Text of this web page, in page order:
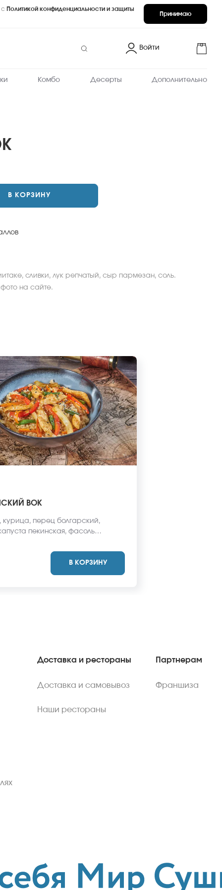
Принимаю
с Политикой конфиденциальности и защиты
Войти
Комбо Десерты Дополнительно
В КОРЗИНУ
сливки, лук репчатый, сыр пармезан, соль.
на сайте.
ВОК
курица, перец болгарский,
пекинская, фасоль
блюда может отличаться от
В КОРЗИНУ
Доставка и рестораны
Доставка и самовывоз
Наши рестораны
Партнерам
Франшиза